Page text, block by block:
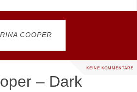
COOPER
KEINE KOMMENTARE
– Dark